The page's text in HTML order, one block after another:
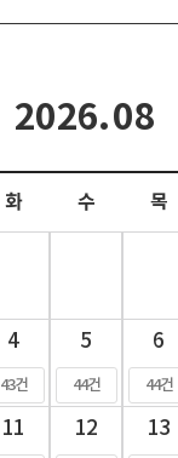
2026.08
화 수 목
4
43건
5
44건
6
44건
11 12 13